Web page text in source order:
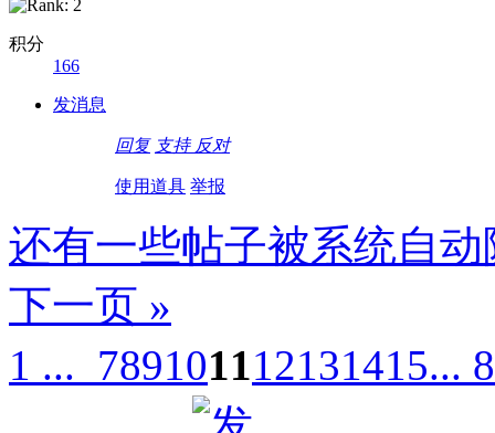
积分
166
发消息
回复 支持 反对
使用道具 举报
还有一些帖子被系统自
下一页 »
1 ... 789101112131415...